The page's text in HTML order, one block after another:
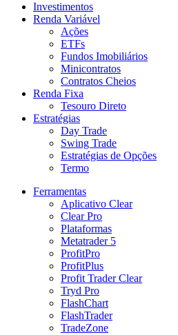
Investimentos
Renda Variável
Ações
ETFs
Fundos Imobiliários
Minicontratos
Contratos Cheios
Renda Fixa
Tesouro Direto
Estratégias
Day Trade
Swing Trade
Estratégias de Opções
Termo
Ferramentas
Aplicativo Clear
Clear Pro
Plataformas
Metatrader 5
ProfitPro
ProfitPlus
Profit Trader Clear
Tryd Pro
FlashChart
FlashTrader
TradeZone